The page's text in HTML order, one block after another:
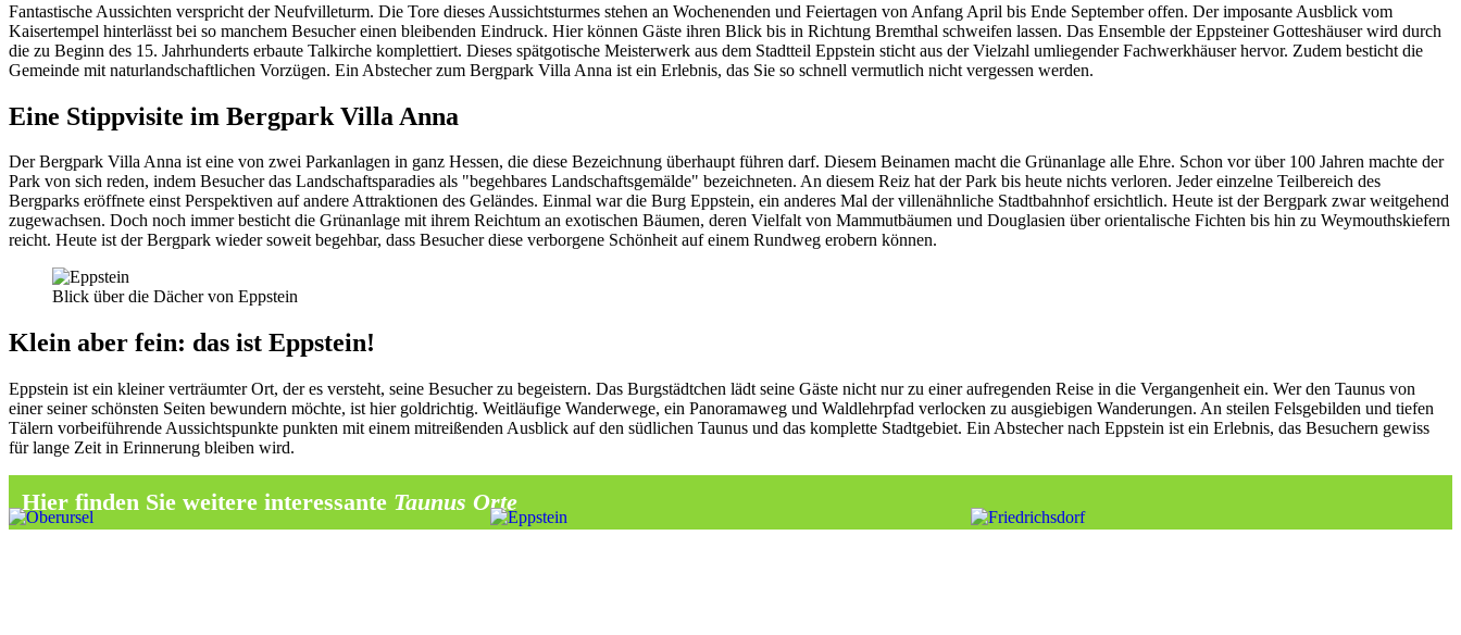
Fantastische Aussichten verspricht der Neufvilleturm. Die Tore dieses Aussichtsturmes stehen an Wochenenden und Feiertagen von Anfang April bis Ende September offen. Der imposante Ausblick vom
Kaisertempel hinterlässt bei so manchem Besucher einen bleibenden Eindruck. Hier können Gäste ihren Blick bis in Richtung Bremthal schweifen lassen. Das Ensemble der Eppsteiner Gotteshäuser wird durch
die zu Beginn des 15. Jahrhunderts erbaute Talkirche komplettiert. Dieses spätgotische Meisterwerk aus dem Stadtteil Eppstein sticht aus der Vielzahl umliegender Fachwerkhäuser hervor. Zudem besticht die
Gemeinde mit naturlandschaftlichen Vorzügen. Ein Abstecher zum Bergpark Villa Anna ist ein Erlebnis, das Sie so schnell vermutlich nicht vergessen werden.
Eine Stippvisite im Bergpark Villa Anna
Der Bergpark Villa Anna ist eine von zwei Parkanlagen in ganz Hessen, die diese Bezeichnung überhaupt führen darf. Diesem Beinamen macht die Grünanlage alle Ehre. Schon vor über 100 Jahren machte der
Park von sich reden, indem Besucher das Landschaftsparadies als "begehbares Landschaftsgemälde" bezeichneten. An diesem Reiz hat der Park bis heute nichts verloren. Jeder einzelne Teilbereich des
Bergparks eröffnete einst Perspektiven auf andere Attraktionen des Geländes. Einmal war die Burg Eppstein, ein anderes Mal der villenähnliche Stadtbahnhof ersichtlich. Heute ist der Bergpark zwar weitgehend
zugewachsen. Doch noch immer besticht die Grünanlage mit ihrem Reichtum an exotischen Bäumen, deren Vielfalt von Mammutbäumen und Douglasien über orientalische Fichten bis hin zu Weymouthskiefern
reicht. Heute ist der Bergpark wieder soweit begehbar, dass Besucher diese verborgene Schönheit auf einem Rundweg erobern können.
Blick über die Dächer von Eppstein
Klein aber fein: das ist Eppstein!
Eppstein ist ein kleiner verträumter Ort, der es versteht, seine Besucher zu begeistern. Das Burgstädtchen lädt seine Gäste nicht nur zu einer aufregenden Reise in die Vergangenheit ein. Wer den Taunus von
einer seiner schönsten Seiten bewundern möchte, ist hier goldrichtig. Weitläufige Wanderwege, ein Panoramaweg und Waldlehrpfad verlocken zu ausgiebigen Wanderungen. An steilen Felsgebilden und tiefen
Tälern vorbeiführende Aussichtspunkte punkten mit einem mitreißenden Ausblick auf den südlichen Taunus und das komplette Stadtgebiet. Ein Abstecher nach Eppstein ist ein Erlebnis, das Besuchern gewiss
für lange Zeit in Erinnerung bleiben wird.
Hier finden Sie weitere interessante Taunus Orte